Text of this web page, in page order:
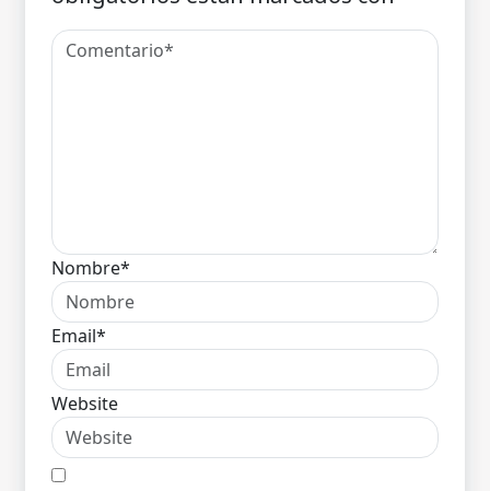
Nombre*
Email*
Website